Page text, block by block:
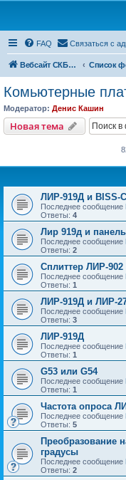
FAQ Связаться с
Вебсайт СКБИС
Комьютерные
Модератор: Денис Кашин
Новая тема
ЛИР-919Д и BISS-
Последнее сообщение
Ответы: 4
Лир 919д и
Последнее сообщение
Ответы: 2
Сплиттер ЛИР-902
Последнее сообщение
Ответы: 1
ЛИР-919Д и ЛИР-
Последнее сообщение
Ответы: 3
ЛИР-919Д
Последнее сообщение
Ответы: 1
G53 или G54
Последнее сообщение
Ответы: 1
Частота опроса
Последнее сообщение
Ответы: 5
Преобразование
градусы
Последнее сообщение
Ответы: 2